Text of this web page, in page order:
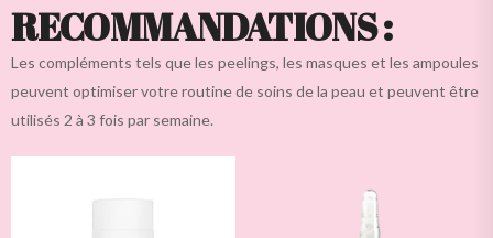
RECOMMANDATIONS :
Les compléments tels que les peelings, les masques et les ampoules
peuvent optimiser votre routine de soins de la peau et peuvent être
utilisés 2 à 3 fois par semaine.